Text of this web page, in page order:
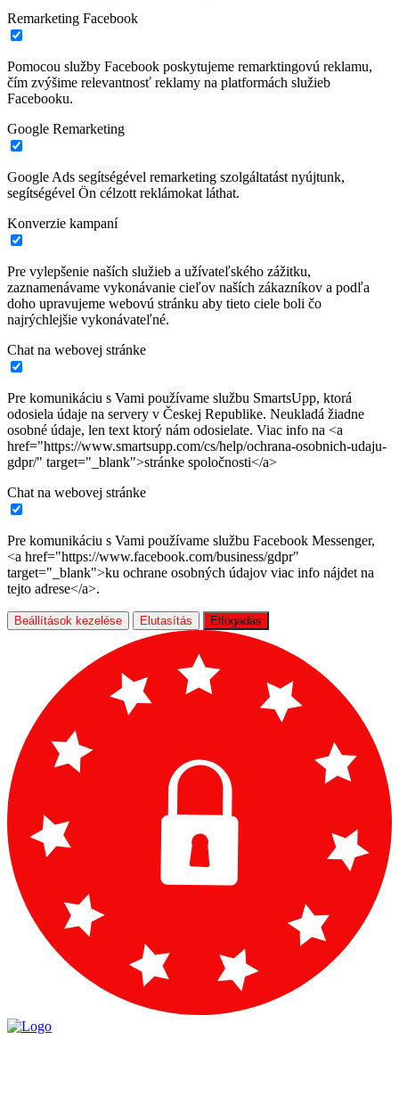
Remarketing Facebook
Pomocou služby Facebook poskytujeme remarktingovú reklamu,
čím zvýšime relevantnosť reklamy na platformách služieb
Facebooku.
Google Remarketing
Google Ads segítségével remarketing szolgáltatást nyújtunk,
segítségével Ön célzott reklámokat láthat.
Konverzie kampaní
Pre vylepšenie naších služieb a užívateľského zážitku,
zaznamenávame vykonávanie cieľov naších zákazníkov a podľa
doho upravujeme webovú stránku aby tieto ciele boli čo
najrýchlejšie vykonávateľné.
Chat na webovej stránke
Pre komunikáciu s Vami používame službu SmartsUpp, ktorá
odosiela údaje na servery v Českej Republike. Neukladá žiadne
osobné údaje, len text ktorý nám odosielate. Viac info na <a
href="https://www.smartsupp.com/cs/help/ochrana-osobnich-udaju-
gdpr/" target="_blank">stránke spoločnosti</a>
Chat na webovej stránke
Pre komunikáciu s Vami používame službu Facebook Messenger,
<a href="https://www.facebook.com/business/gdpr"
target="_blank">ku ochrane osobných údajov viac info nájdet na
tejto adrese</a>.
Beállítások kezelése Elutasítás Elfogadás